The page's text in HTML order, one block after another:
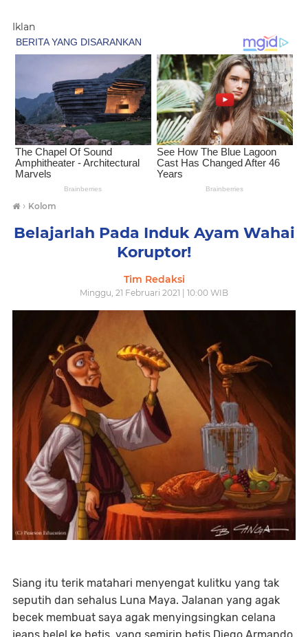
Iklan
› Kolom
Belajarlah Pada Induk Ayam Wahai
Koruptor!
Tim Redaksi
Minggu, 21 Februari 2021 | 10:00 WIB
Siang itu terik matahari menyengat kulitku yang tak
seputih dan sehalus Luna Maya. Jalanan yang agak
becek membuat saya agak menyingsingkan celana